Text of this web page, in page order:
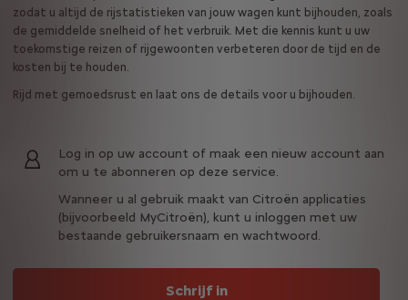
zodat u altijd de rijstatistieken van jouw wagen kunt bijhouden, zoals
de gemiddelde snelheid of het verbruik. Met die kennis kunt u uw
toekomstige reizen of rijgewoonten verbeteren door de tijd en de
kosten bij te houden.
Rijd met gemoedsrust en laat ons de details voor u bijhouden.
Log in op uw account of maak een nieuw account aan
om u te abonneren op deze service.
Wanneer u al gebruik maakt van Citroën applicaties
(bijvoorbeeld MyCitroën), kunt u inloggen met uw
bestaande gebruikersnaam en wachtwoord.
Schrijf in